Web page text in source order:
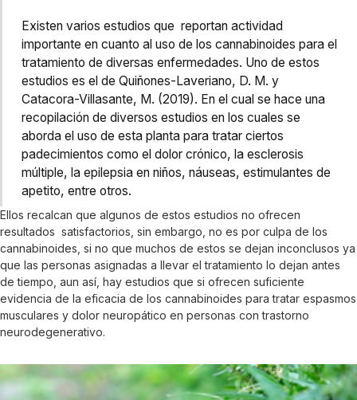
Existen varios estudios que reportan actividad
importante en cuanto al uso de los cannabinoides para el
tratamiento de diversas enfermedades. Uno de estos
estudios es el de Quiñones-Laveriano, D. M. y
Catacora-Villasante, M. (2019). En el cual se hace una
recopilación de diversos estudios en los cuales se
aborda el uso de esta planta para tratar ciertos
padecimientos como el dolor crónico, la esclerosis
múltiple, la epilepsia en niños, náuseas, estimulantes de
apetito, entre otros.
Ellos recalcan que algunos de estos estudios no ofrecen
resultados satisfactorios, sin embargo, no es por culpa de los
cannabinoides, si no que muchos de estos se dejan inconclusos ya
que las personas asignadas a llevar el tratamiento lo dejan antes
de tiempo, aun así, hay estudios que si ofrecen suficiente
evidencia de la eficacia de los cannabinoides para tratar espasmos
musculares y dolor neuropático en personas con trastorno
neurodegenerativo.